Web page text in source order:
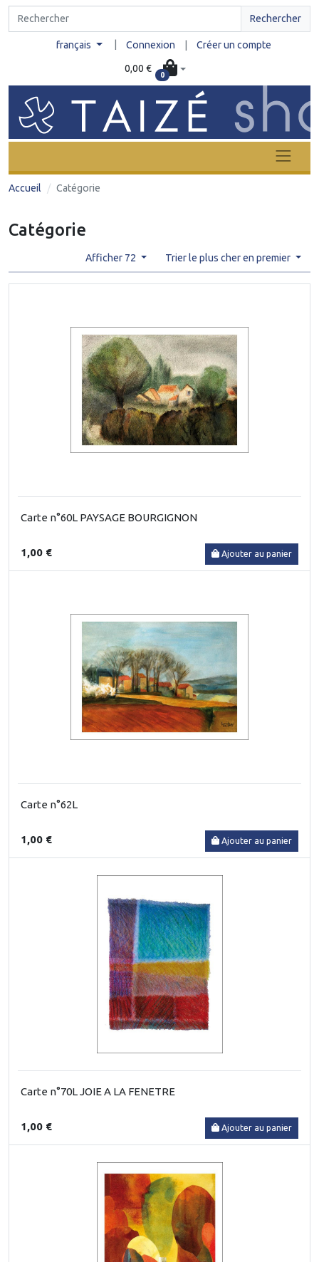
Rechercher
français Connexion Créer un compte
0,00 €
0
Accueil Catégorie
Catégorie
Afficher 72 Trier le plus cher en premier
Carte n°60L PAYSAGE BOURGIGNON
1,00 € Ajouter au panier
Carte n°62L
1,00 € Ajouter au panier
Carte n°70L JOIE A LA FENETRE
1,00 € Ajouter au panier